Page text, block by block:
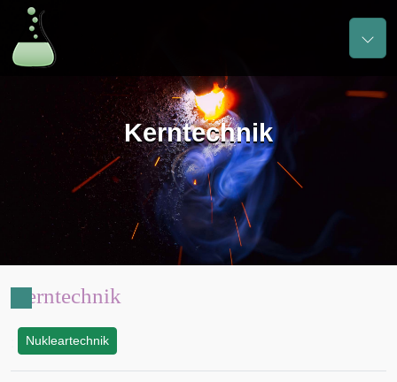
Kerntechnik
Kerntechnik
Nukleartechnik